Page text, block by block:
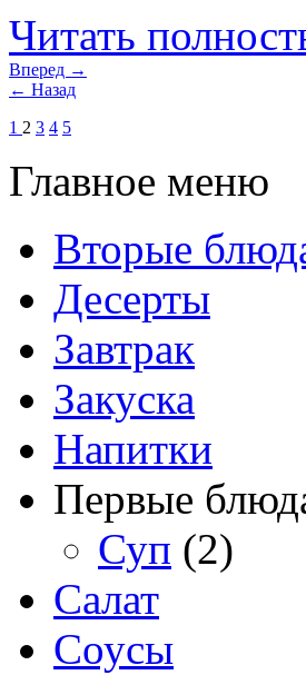
Читать
Вперед →
← Назад
1 2 3 4 5
Главное меню
Вторые
Десерты
Завтрак
Закуска
Напитки
Первые
Суп (2)
Салат
Соусы